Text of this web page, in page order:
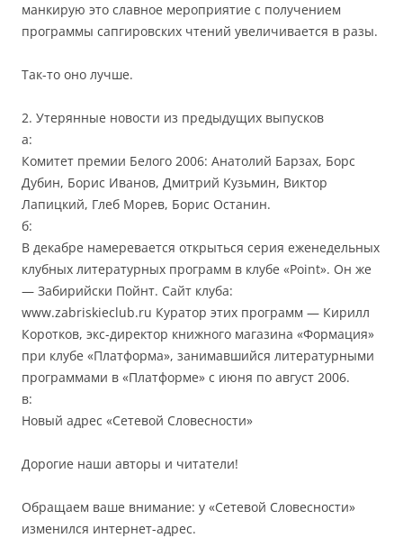
манкирую это славное мероприятие с получением
программы сапгировских чтений увеличивается в разы.
Так-то оно лучше.
2. Утерянные новости из предыдущих выпусков
а:
Комитет премии Белого 2006: Анатолий Барзах, Борс
Дубин, Борис Иванов, Дмитрий Кузьмин, Виктор
Лапицкий, Глеб Морев, Борис Останин.
б:
В декабре намеревается открыться серия еженедельных
клубных литературных программ в клубе «Point». Он же
— Забирийски Пойнт. Сайт клуба:
www.zabriskieclub.ru Куратор этих программ — Кирилл
Коротков, экс-директор книжного магазина «Формация»
при клубе «Платформа», занимавшийся литературными
программами в «Платформе» с июня по август 2006.
в:
Новый адрес «Сетевой Словесности»
Дорогие наши авторы и читатели!
Обращаем ваше внимание: у «Сетевой Словесности»
изменился интернет-адрес.